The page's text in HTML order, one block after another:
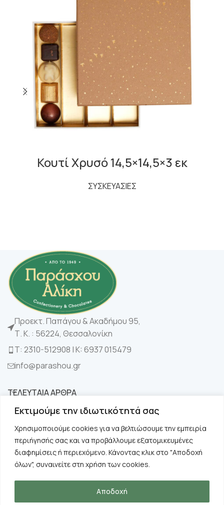
Εκτιμούμε την ιδιωτικότητά σας
Χρησιμοποιούμε cookies για να βελτιώσουμε την εμπειρία
περιήγησής σας και να προβάλλουμε εξατομικευμένες
διαφημίσεις ή περιεχόμενο. Κάνοντας κλικ στο "Αποδοχή
όλων", συναινείτε στη χρήση των cookies.
Αποδοχή
Κουτί Χρυσό 14,5×14,5×3 εκ
ΣΥΣΚΕΥΑΣΙΕΣ
Προεκτ. Παπάγου & Ακαδήμου 95,
Τ. Κ. : 56224, Θεσσαλονίκη
Τ: 2310-512908 | K: 6937 015479
info@parashou.gr
ΤΕΛΕΥΤΑΙΑ ΑΡΘΡΑ
ΚΑΤΗΓΟΡΙΕΣ
ΧΡΗΣΙΜΑ
ΠΛΗΡΟΦΟΡΙΕΣ
Copyright © 2024 Παράσχου. All rights reserved.